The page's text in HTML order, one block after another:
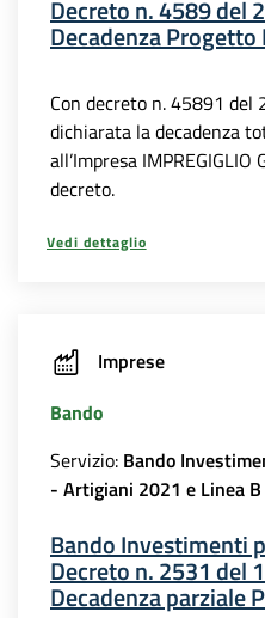
Decreto n. 4589 del
Decadenza Progetto
Con decreto n. 45891
dichiarata la decadenza
all’Impresa IMPREGIGLIO
decreto.
Vedi dettaglio
Imprese
Bando
Servizio: Bando
- Artigiani 2021 e Linea
Bando Investimenti
Decreto n. 2531 del
Decadenza parziale